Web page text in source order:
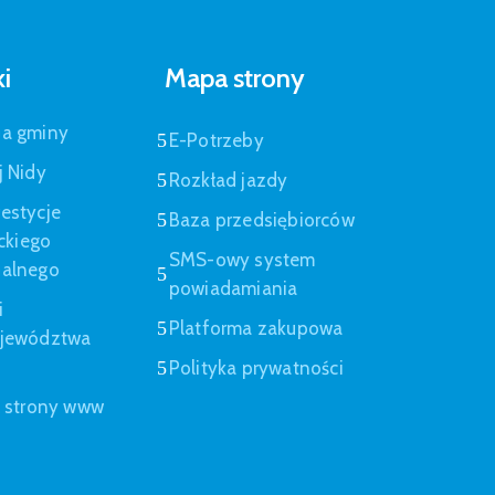
gminy
Nidy
strony www
Mapa strony
E-Potrzeby
Rozkład jazdy
Baza przedsiębiorców
SMS-owy system
powiadamiania
Platforma zakupowa
Polityka prywatności